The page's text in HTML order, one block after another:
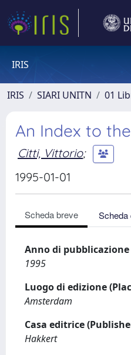
IRIS
IRIS SIARI UNITN 01
An Index to
Citti, Vittorio;
1995-01-01
Scheda breve Scheda
Anno di
1995
Luogo di edizione
Amsterdam
Casa editrice
Hakkert